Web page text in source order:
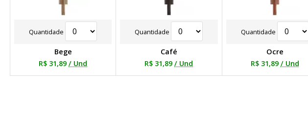
Quantidade
Bege
R$ 31,89 / Und
Quantidade
Café
R$ 31,89 / Und
Quantidade
Ocre
R$ 31,89 / Und